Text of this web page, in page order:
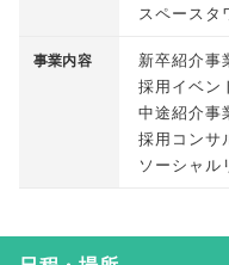
スペースタ
事業内容
新卒紹介事
採用イベン
中途紹介事
採用コンサ
ソーシャル